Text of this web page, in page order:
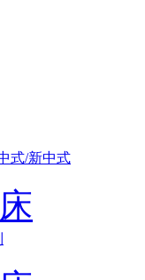
式/新中式